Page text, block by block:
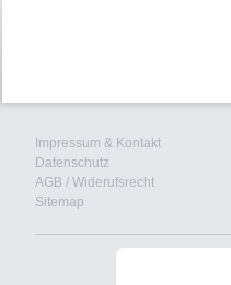
Impressum & Kontakt
Datenschutz
AGB / Widerufsrecht
Sitemap